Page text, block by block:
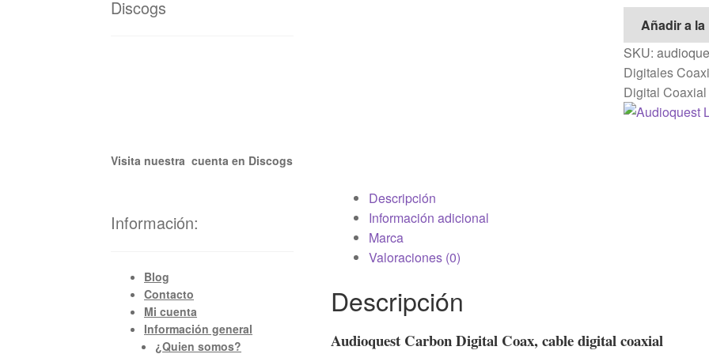
Añadir a
SKU:
Digitales
Digital Coaxial
Descripción
Información adicional
Marca
Valoraciones (0)
Descripción
Audioquest Carbon Digital Coax, cable digital coaxial
Discogs
Visita nuestra cuenta en Discogs
Información:
Blog
Contacto
Mi cuenta
Información general
¿Quien somos?